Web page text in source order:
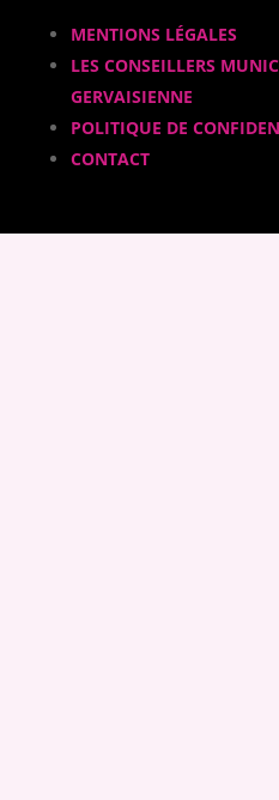
MENTIONS LÉGALES
LES CONSEILLERS
GERVAISIENNE
POLITIQUE DE
CONTACT